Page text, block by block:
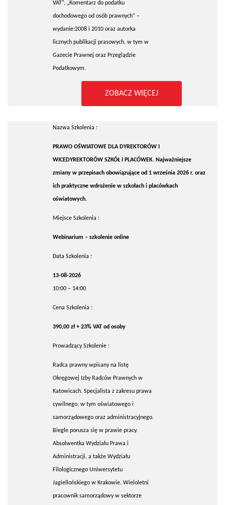
VAT”, „Komentarz do podatku
dochodowego od osób prawnych” –
wydanie:2008 i 2010 oraz autorka
licznych publikacji prasowych, w tym w
Gazecie Prawnej oraz Przeglądzie
Podatkowym.
ZOBACZ WIĘCEJ
Nazwa Szkolenia :
PRAWO OŚWIATOWE DLA DYREKTORÓW I
WICEDYREKTORÓW SZKÓŁ I PLACÓWEK. Najważniejsze
zmiany w przepisach obowiązujące od 1 września 2026 r. oraz
ich praktyczne wdrożenie w szkołach i placówkach
oświatowych.
Miejsce Szkolenia :
Webinarium – szkolenie online
Data Szkolenia :
13-08-2026
10:00 – 14:00
Cena Szkolenia :
390,00 zł + 23% VAT od osoby
Prowadzący Szkolenie :
Radca prawny wpisany na listę
Okręgowej Izby Radców Prawnych w
Katowicach. Specjalista z zakresu prawa
cywilnego, w tym oświatowego i
samorządowego oraz administracyjnego.
Biegle porusza się w prawie pracy.
Absolwentka Wydziału Prawa i
Administracji, a także Wydziału
Filologicznego Uniwersytetu
Jagiellońskiego w Krakowie. Wieloletni
pracownik samorządowy w sektorze